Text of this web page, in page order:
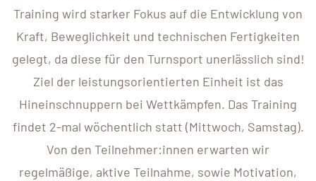
Training wird starker Fokus auf die Entwicklung von
Kraft, Beweglichkeit und technischen Fertigkeiten
gelegt, da diese für den Turnsport unerlässlich sind!
Ziel der leistungsorientierten Einheit ist das
Hineinschnuppern bei Wettkämpfen. Das Training
findet 2-mal wöchentlich statt (Mittwoch, Samstag).
Von den Teilnehmer:innen erwarten wir
regelmäßige, aktive Teilnahme, sowie Motivation,